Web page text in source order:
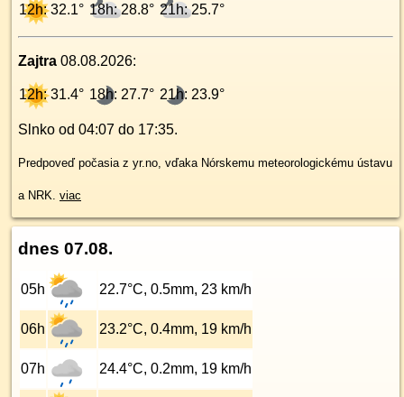
12h: 32.1° 18h: 28.8° 21h: 25.7°
Zajtra 08.08.2026:
12h: 31.4° 18h: 27.7° 21h: 23.9°
Slnko od 04:07 do 17:35.
Predpoveď počasia z yr.no, vďaka Nórskemu meteorologickému ústavu
a NRK. viac
dnes 07.08.
05h 22.7°C, 0.5mm, 23 km/h
06h 23.2°C, 0.4mm, 19 km/h
07h 24.4°C, 0.2mm, 19 km/h